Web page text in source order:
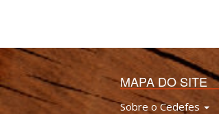
MAPA DO SITE
Sobre o Cedefes